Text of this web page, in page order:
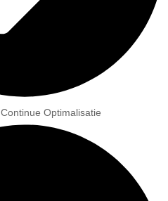
Optimalisatie